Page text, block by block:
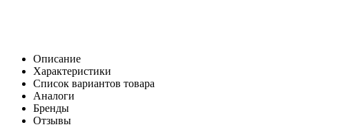
Описание
Характеристики
Список вариантов товара
Аналоги
Бренды
Отзывы